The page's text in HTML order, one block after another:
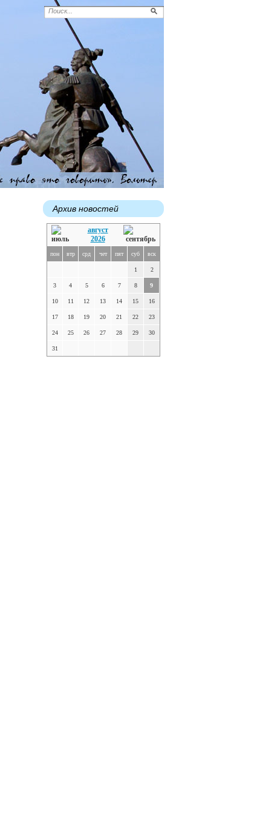
Архив новостей
август
2026
пон втр срд чет пят суб вск
1 2
3 4 5 6 7 8 9
10 11 12 13 14 15 16
17 18 19 20 21 22 23
24 25 26 27 28 29 30
31